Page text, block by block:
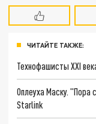
ЧИТАЙТЕ ТАКЖЕ:
Технофашисты XXI
Оплеуха Маску. "Пора
Starlink